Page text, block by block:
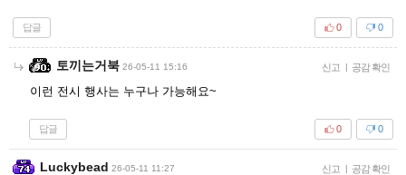
답글 0
0
토끼는거북 26-05-11 15:16 신고 | 공감 확인
이런 전시 행사는 누구나 가능해요~
답글 0
0
Luckybead 26-05-11 11:27 신고 | 공감 확인